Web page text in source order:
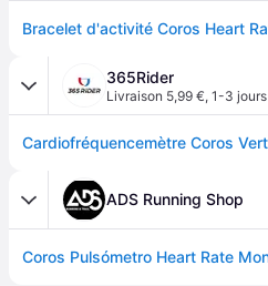
365Rider
Livraison 5,99 €, 1-3 jours
ADS Running Shop